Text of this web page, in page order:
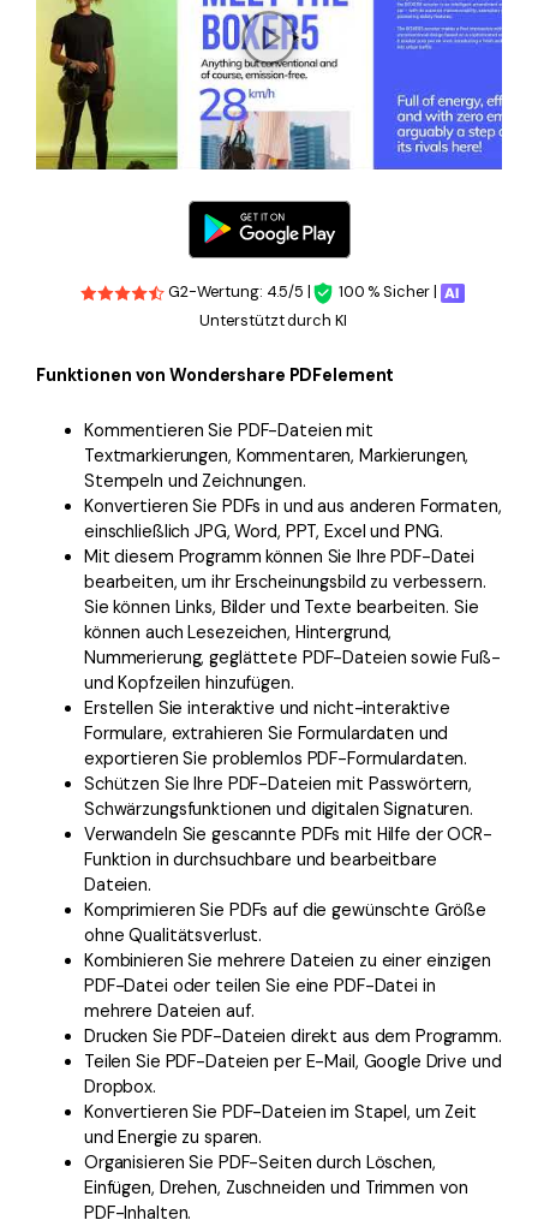
G2-Wertung: 4.5/5 |
100 % Sicher |
Unterstützt durch KI
Funktionen von Wondershare PDFelement
Kommentieren Sie PDF-Dateien mit
Textmarkierungen, Kommentaren, Markierungen,
Stempeln und Zeichnungen.
Konvertieren Sie PDFs in und aus anderen Formaten,
einschließlich JPG, Word, PPT, Excel und PNG.
Mit diesem Programm können Sie Ihre PDF-Datei
bearbeiten, um ihr Erscheinungsbild zu verbessern.
Sie können Links, Bilder und Texte bearbeiten. Sie
können auch Lesezeichen, Hintergrund,
Nummerierung, geglättete PDF-Dateien sowie Fuß-
und Kopfzeilen hinzufügen.
Erstellen Sie interaktive und nicht-interaktive
Formulare, extrahieren Sie Formulardaten und
exportieren Sie problemlos PDF-Formulardaten.
Schützen Sie Ihre PDF-Dateien mit Passwörtern,
Schwärzungsfunktionen und digitalen Signaturen.
Verwandeln Sie gescannte PDFs mit Hilfe der OCR-
Funktion in durchsuchbare und bearbeitbare
Dateien.
Komprimieren Sie PDFs auf die gewünschte Größe
ohne Qualitätsverlust.
Kombinieren Sie mehrere Dateien zu einer einzigen
PDF-Datei oder teilen Sie eine PDF-Datei in
mehrere Dateien auf.
Drucken Sie PDF-Dateien direkt aus dem Programm.
Teilen Sie PDF-Dateien per E-Mail, Google Drive und
Dropbox.
Konvertieren Sie PDF-Dateien im Stapel, um Zeit
und Energie zu sparen.
Organisieren Sie PDF-Seiten durch Löschen,
Einfügen, Drehen, Zuschneiden und Trimmen von
PDF-Inhalten.